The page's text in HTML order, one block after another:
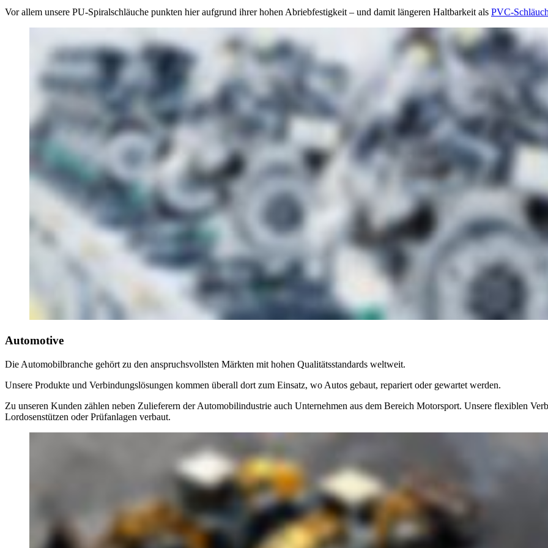
Vor allem unsere PU-Spiralschläuche punkten hier aufgrund ihrer hohen Abriebfestigkeit – und damit längeren Haltbarkeit als PVC-
Automotive
Die Automobilbranche gehört zu den anspruchsvollsten Märkten mit hohen Qualitätsstandards weltweit.
Unsere Produkte und Verbindungslösungen kommen überall dort zum Einsatz, wo Autos gebaut, repariert oder gewartet werden.
Zu unseren Kunden zählen neben Zulieferern der Automobilindustrie auch Unternehmen aus dem Bereich Motorsport. Unsere flexiblen
Lordosenstützen oder Prüfanlagen verbaut.